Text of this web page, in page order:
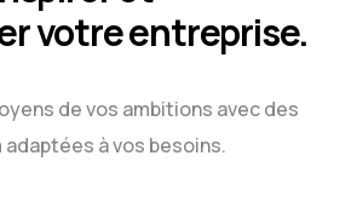
votre entreprise.
de vos ambitions avec des
à vos besoins.